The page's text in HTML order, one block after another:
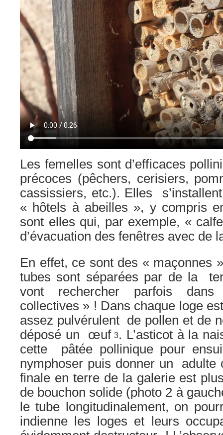
Les femelles sont d’efficaces
précoces (pêchers, cerisiers,
cassissiers, etc.). Elles
« hôtels à abeilles », y compris
sont elles qui, par exemple, «
d’évacuation des fenêtres avec de
En effet, ce sont des « maçonnes
tubes sont séparées par de la
vont rechercher parfois
collectives » ! Dans chaque loge
assez pulvérulent de pollen et de
déposé un œuf3. L’asticot à la
cette pâtée pollinique pour
nymphoser puis donner un adulte
finale en terre de la galerie est
de bouchon solide (photo 2 à
le tube longitudinalement, on
indienne les loges et leurs